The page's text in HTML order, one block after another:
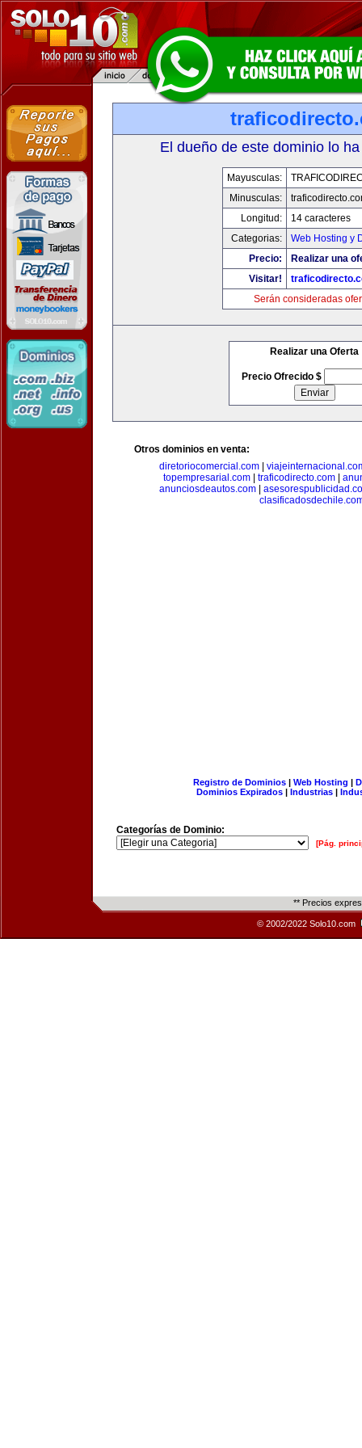
El dueño de este dominio lo
Mayusculas:
Minusculas:
Longitud:
14 caracteres
Categorias:
Web Hosting y
Precio:
Realizar una
Visitar!
Serán consideradas
Realizar una Oferta
Precio Ofrecido $
Otros dominios en venta:
diretoriocomercial.com
topempresarial.com
traficodirecto.com
anunciosdeautos.com|
Registro de Dominios| Web Hosting |
Dominios Expirados | Industrias |
Categorías de Dominio:
[Pág.
** Precios
© 2002/2022 Solo10.com